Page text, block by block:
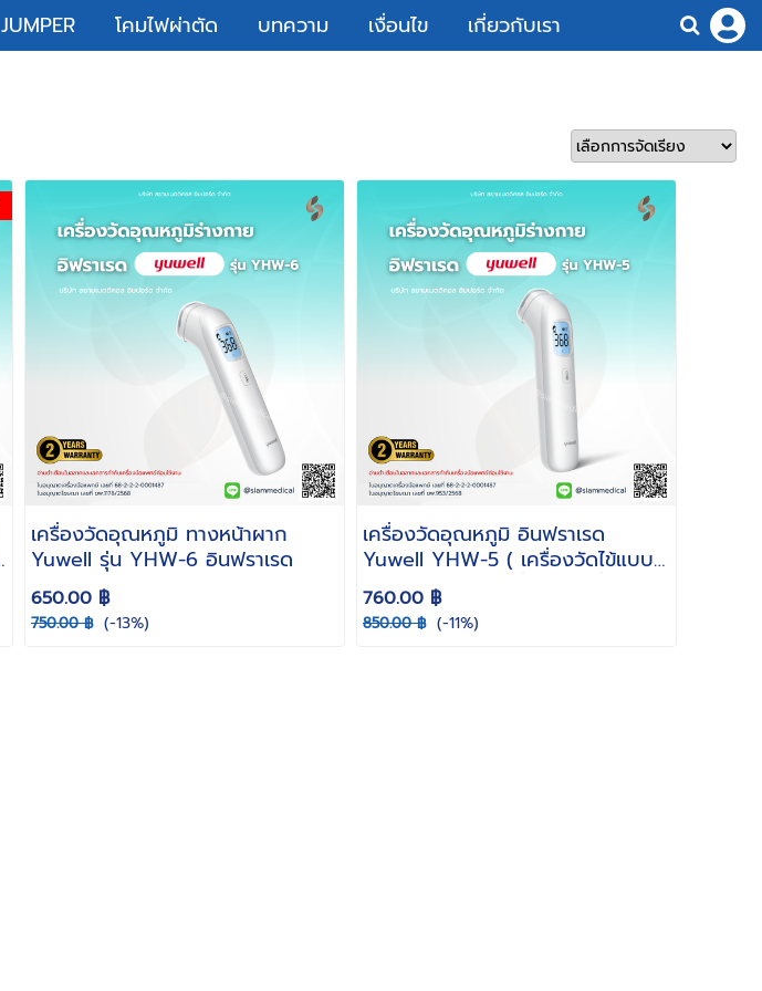
JUMPER โคมไฟผ่าตัด บทความ เงื่อนไข เกี่ยวกับเรา
เครื่องวัดอุณหภูมิ ทางหน้าผาก
Yuwell รุ่น YHW-6 อินฟราเรด
650.00 ฿
750.00 ฿ (-13%)
เครื่องวัดอุณหภูมิ อินฟราเรด
Yuwell YHW-5 ( เครื่องวัดไข้แบบ
ยิงหน้าผาก วัดไข้ ที่วัดไข้ เครื่องมือ
วัดอุณหภูมิ วัดไข้เด็ก วัดอุณหภูมิ
ร่างกาย )
760.00 ฿
850.00 ฿ (-11%)